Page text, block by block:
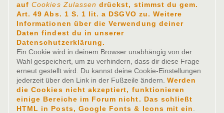
aufCookies Zulassen drückst, stimmst du gem.
Art. 49 Abs. 1 S. 1 lit. a DSGVO zu. Weitere
Informationen über die Verwendung deiner
Daten findest du in unserer
Datenschutzerklärung.
Ein Cookie wird in deinem Browser unabhängig von der
Wahl gespeichert, um zu verhindern, dass dir diese Frage
erneut gestellt wird. Du kannst deine Cookie-Einstellungen
jederzeit über den Link in der Fußzeile ändern. Werden
die Cookies nicht akzeptiert, funktionieren
einige Bereiche im Forum nicht. Das schließt
HTML in Posts, Google Fonts & Icons mit ein